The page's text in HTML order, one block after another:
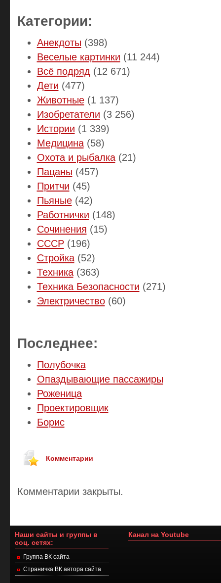
Категории:
Анекдоты (398)
Веселые картинки (11 244)
Всё подряд (12 671)
Дети (477)
Животные(1 137)
Изобретатели (3 256)
Истории (1 339)
Медицина(58)
Охота и рыбалка(21)
Пацаны (457)
Притчи (45)
Пьяные(42)
Работнички (148)
Сочинения (15)
СССР(196)
Стройка(52)
Техника(363)
Техника Безопасности (271)
Электричество(60)
Последнее:
Полубочка
Опаздывающие пассажиры
Роженица
Проектировщик
Борис
Комментарии
Комментарии закрыты.
Наши сайты и группы в
соц. сетях:
Группа ВК сайта
Страничка ВК автора сайта
Канал на Youtube